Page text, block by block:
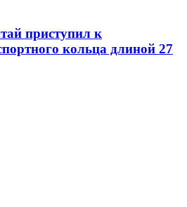
приступил к
кольца длиной 27